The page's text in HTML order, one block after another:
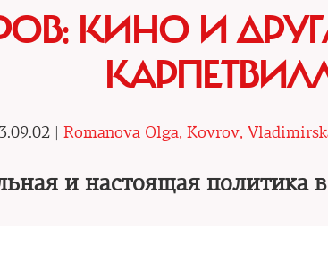
КИНО И
| Romanova Olga, Kovrov,
и настоящая политика